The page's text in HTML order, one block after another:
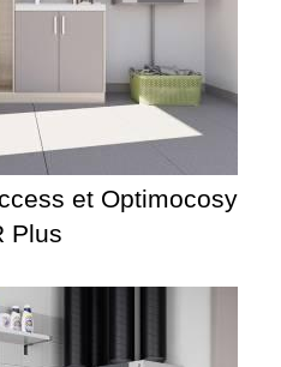
et Optimocosy
Plus